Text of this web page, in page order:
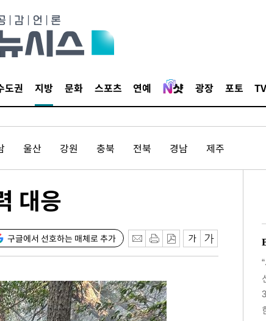
도권 지방 문화 스포츠 연예 광장 포토
울산 강원 충북 전북 경남 제주
대응
구글에서 선호하는 매체로 추가